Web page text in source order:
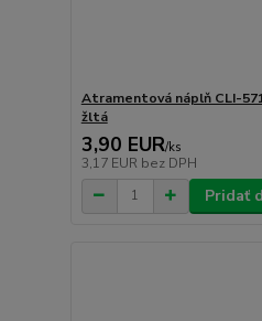
Atramentová náplň CLI-
žltá
3,90 EUR/ks
3,17 EUR bez DPH
Pridať